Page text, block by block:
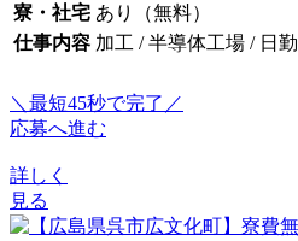
寮・社宅 あり（無料）
仕事内容 加工 / 半導体工場 / 日勤
＼最短45秒で完了／
応募へ進む
詳しく
見る